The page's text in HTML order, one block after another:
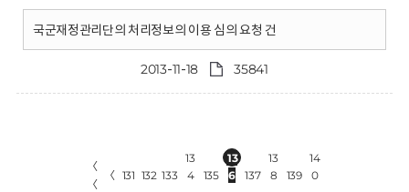
국군재정관리단의 처리정보의 이용 심의 요청 건
2013-11-18 35841
〈
〈
〈 131 132 133
13
4
135
13
6
137
13
8
139
14
0